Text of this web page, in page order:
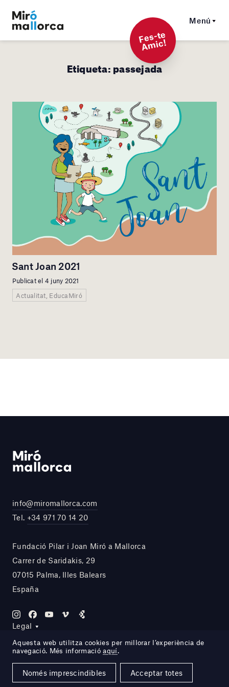
Menú
F
es-t
e
A
mi
c!
Etiqueta:passejada
Sant Joan 2021
Publicat el 4 juny 2021
Actualitat, EducaMiró
info@miromallorca.com
Tel. +34 971 70 14 20
Fundació Pilar i Joan Miró a Mallorca
Carrer de Saridakis, 29
07015 Palma, Illes Balears
España
Legal
Site by DOMO—A
Aquesta web utilitza cookies per millorar l’experiència de
navegació. Més informacióaquí.
Només imprescindibles Acceptar totes